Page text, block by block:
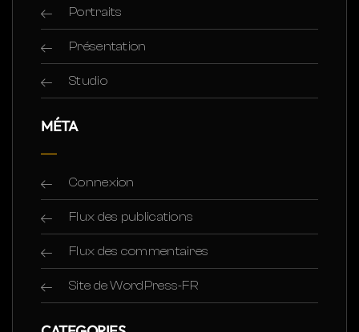
Portraits
Présentation
Studio
MÉTA
Connexion
Flux des publications
Flux des commentaires
Site de WordPress-FR